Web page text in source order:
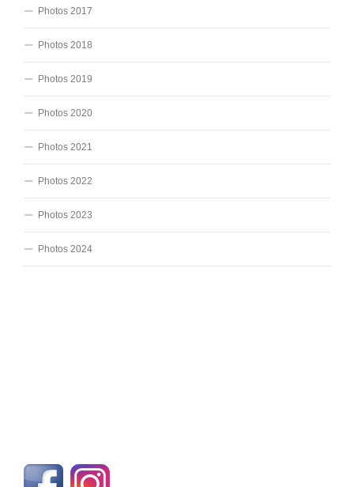
Photos 2017
Photos 2018
Photos 2019
Photos 2020
Photos 2021
Photos 2022
Photos 2023
Photos 2024